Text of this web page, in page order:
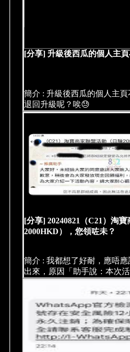
[分享] 升級後西瓜的個人主頁
簡介 : 升級後西瓜的個人主
退回升級呢？唉😓
[分享] 20240821（C21）淘
2000HKD），您領咗未？
簡介 : 我都想了好耐，應唔
出來，原因「助手說：本次